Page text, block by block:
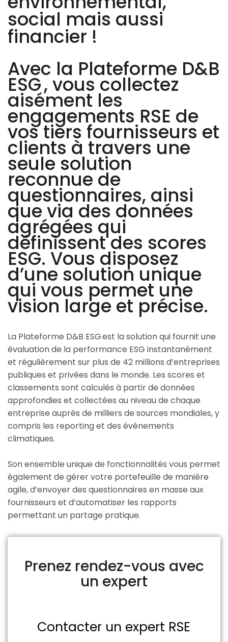
social mais aussi
financier !
Avec la Plateforme D&B
ESG , vous collectez
aisément les
engagements RSE de
vos tiers fournisseurs et
clients à travers une
seule solution
reconnue de
questionnaires, ainsi
que via des données
agrégées qui
définissent des scores
ESG. Vous disposez
d’une solution unique
qui vous permet une
vision large et précise.
La Plateforme D&B ESG est la solution qui fournit une
évaluation de la performance ESG instantanément
et régulièrement sur plus de 42 millions d’entreprises
publiques et privées dans le monde. Les scores et
classements sont calculés à partir de données
approfondies et collectées au niveau de chaque
entreprise auprès de milliers de sources mondiales, y
compris les reporting et des événements
climatiques.
Son ensemble unique de fonctionnalités vous permet
également de gérer votre portefeuille de manière
agile, d’envoyer des questionnaires en masse aux
fournisseurs et d’automatiser les rapports
permettant un partage pratique.
Prenez rendez-vous avec
un expert
Contacter un expert RSE